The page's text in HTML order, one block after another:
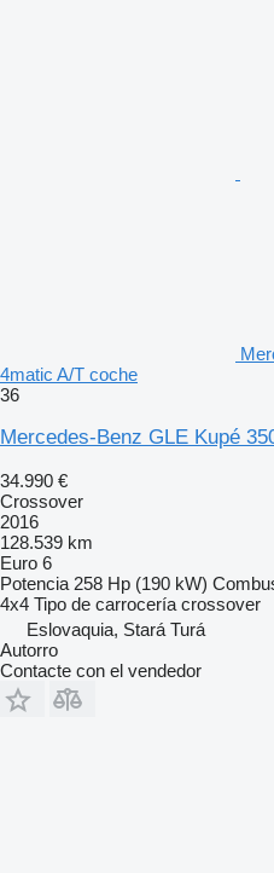
4matic A/T coche
36
Mercedes-Benz GLE Kupé
34.990 €
Crossover
2016
128.539 km
Euro 6
Potencia 258 Hp (190 kW)
4x4 Tipo de carrocería crossover
Eslovaquia, Stará Turá
Autorro
Contacte con el vendedor